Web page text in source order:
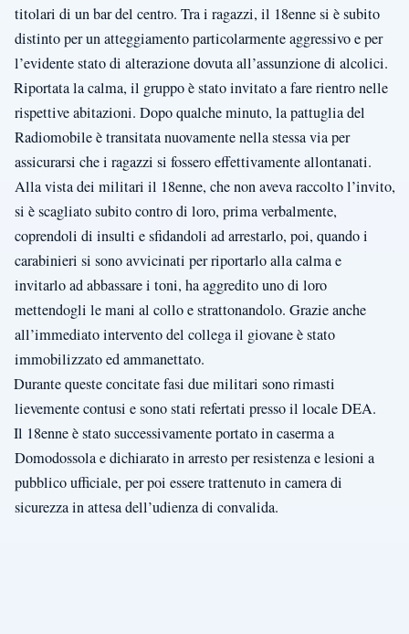
titolari di un bar del centro. Tra i ragazzi, il 18enne si è subito
distinto per un atteggiamento particolarmente aggressivo e per
l’evidente stato di alterazione dovuta all’assunzione di alcolici.
Riportata la calma, il gruppo è stato invitato a fare rientro nelle
rispettive abitazioni. Dopo qualche minuto, la pattuglia del
Radiomobile è transitata nuovamente nella stessa via per
assicurarsi che i ragazzi si fossero effettivamente allontanati.
Alla vista dei militari il 18enne, che non aveva raccolto l’invito,
si è scagliato subito contro di loro, prima verbalmente,
coprendoli di insulti e sfidandoli ad arrestarlo, poi, quando i
carabinieri si sono avvicinati per riportarlo alla calma e
invitarlo ad abbassare i toni, ha aggredito uno di loro
mettendogli le mani al collo e strattonandolo. Grazie anche
all’immediato intervento del collega il giovane è stato
immobilizzato ed ammanettato.
Durante queste concitate fasi due militari sono rimasti
lievemente contusi e sono stati refertati presso il locale DEA.
Il 18enne è stato successivamente portato in caserma a
Domodossola e dichiarato in arresto per resistenza e lesioni a
pubblico ufficiale, per poi essere trattenuto in camera di
sicurezza in attesa dell’udienza di convalida.